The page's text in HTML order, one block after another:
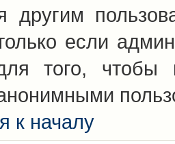
другим
если
того, чтобы
к началу